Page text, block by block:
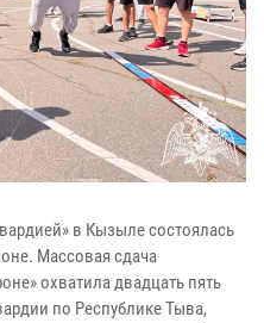
в Кызыле состоялась
Массовая сдача
охватила двадцать пять
по Республике Тыва,